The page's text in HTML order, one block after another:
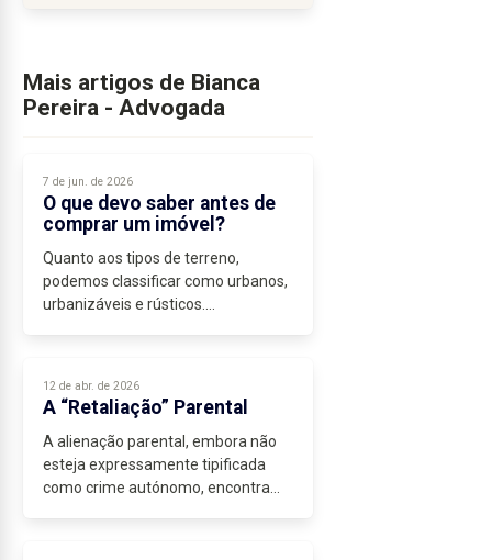
Mais artigos de Bianca
Pereira - Advogada
7 de jun. de 2026
O que devo saber antes de
comprar um imóvel?
Quanto aos tipos de terreno,
podemos classificar como urbanos,
urbanizáveis e rústicos.
Normalmente estão inseridos...
12 de abr. de 2026
A “Retaliação” Parental
A alienação parental, embora não
esteja expressamente tipificada
como crime autónomo, encontra